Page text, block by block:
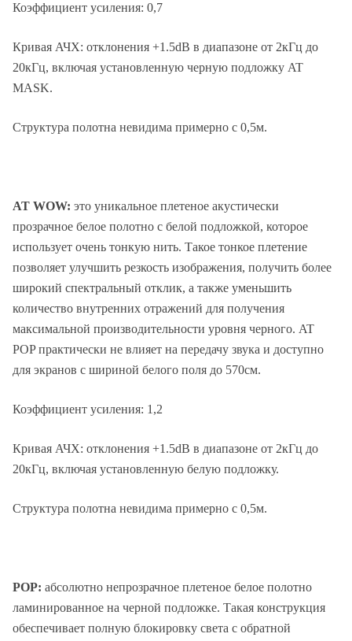
Коэффициент усиления: 0,7
Кривая АЧХ: отклонения +1.5dB в диапазоне от 2кГц до
20кГц, включая установленную черную подложку AT
MASK.
Структура полотна невидима примерно с 0,5м.
AT WOW: это уникальное плетеное акустически
прозрачное белое полотно с белой подложкой, которое
использует очень тонкую нить. Такое тонкое плетение
позволяет улучшить резкость изображения, получить более
широкий спектральный отклик, а также уменьшить
количество внутренних отражений для получения
максимальной производительности уровня черного. AT
POP практически не влияет на передачу звука и доступно
для экранов с шириной белого поля до 570см.
Коэффициент усиления: 1,2
Кривая АЧХ: отклонения +1.5dB в диапазоне от 2кГц до
20кГц, включая установленную белую подложку.
Структура полотна невидима примерно с 0,5м.
POP: абсолютно непрозрачное плетеное белое полотно
ламинированное на черной подложке. Такая конструкция
обеспечивает полную блокировку света с обратной